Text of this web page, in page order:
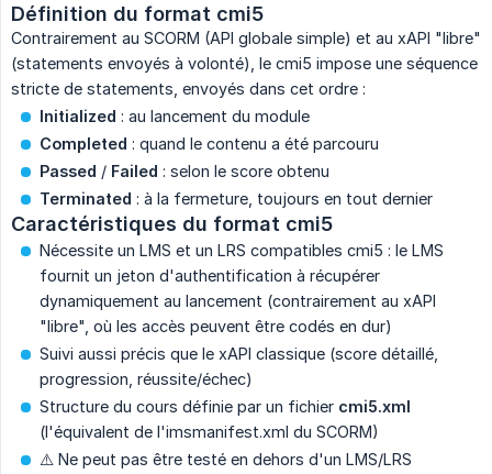
Définition du format cmi5
Contrairement au SCORM (API globale simple) et au xAPI "libre"
(statements envoyés à volonté), le cmi5 impose une séquence
stricte de statements, envoyés dans cet ordre :
Initialized : au lancement du module
Completed : quand le contenu a été parcouru
Passed / Failed : selon le score obtenu
Terminated : à la fermeture, toujours en tout dernier
Caractéristiques du format cmi5
Nécessite un LMS et un LRS compatibles cmi5 : le LMS
fournit un jeton d'authentification à récupérer
dynamiquement au lancement (contrairement au xAPI
"libre", où les accès peuvent être codés en dur)
Suivi aussi précis que le xAPI classique (score détaillé,
progression, réussite/échec)
Structure du cours définie par un fichier cmi5.xml
(l'équivalent de l'imsmanifest.xml du SCORM)
⚠️ Ne peut pas être testé en dehors d'un LMS/LRS